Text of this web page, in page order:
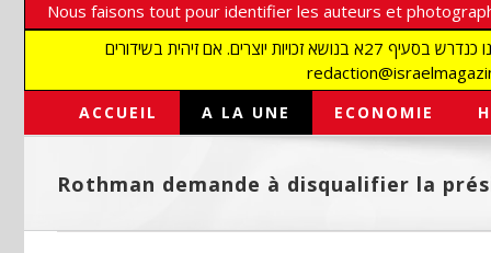
Nous faisons tout pour identifier les auteurs et
אנו עושים הכל כדי לזהות סופרים וצלמים על מנת לכבד את זכויותיהם. אנו מכבדים זכויות יוצרים ושואפים לאתר את בעלי הזכויות בתמונות המגיעות אלינו כנדרש בסעיף 27א בנושא זכויות יוצרים. אם זיהית בשידורים
ACCUEIL A LA UNE ECONOMIE
Rothman demande à disqualifier la